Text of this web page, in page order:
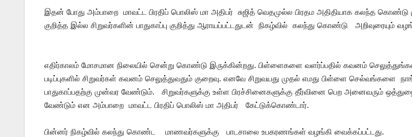
இதன் போது அம்பாறை மாவட்ட பிரதிப் பொலிஸ் மா அதிபர் சுஜித் வெதமுல்ல பிரதம அதிதியாக கலந்த கொண்டு
குறித்த இல்ல சிறுவர்களின் பாதுகாப்பு குறித்து ஆராயப்பட்டதுடன் நிகழ்வில் கலந்து கொண்டு அறிவுரையும்
எதிர்காலம் மோசமான நிலையில் சென்று கொண்டு இருக்கின்றது. பிள்ளைகளை வளர்ப்பதில் கவனம்
படிப்புகளில் சிறுவர்கள் கவனம் செலுத்துவதும் குறைவு. எனவே சிறுவயது முதல் எமது பிள்ளை செல்வங்களை
பாதுகாப்பதற்கு முன்வர வேண்டும். சிறுவர்களுக்கு உள்ள பிரச்சினைகளுக்கு தீர்வினை பெற அனைவரும்
வேண்டும் என அம்பாறை மாவட்ட பிரதிப் பொலிஸ் மா அதிபர் கேட்டுக்கொண்டார்.
பின்னர் நிகழ்வில் கலந்து கொண்ட மாணவர்களுக்கு பாடசாலை உபகரணங்கள் வழங்கி வைக்கப்பட்டது.